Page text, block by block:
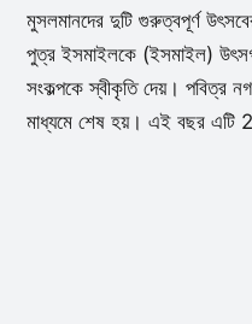
মুসলমানদের দুটি গুরুত্বপূর্ণ
পুত্র ইসমাইলকে (ইসমাইল)
সংকল্পকে স্বীকৃতি দেয়। পবিত্র
মাধ্যমে শেষ হয়। এই বছর এটি